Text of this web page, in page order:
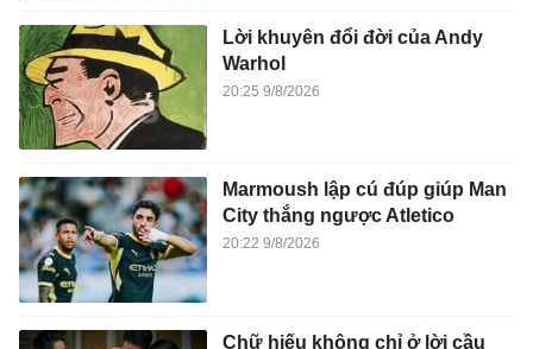
Lời khuyên đổi đời của Andy
Warhol
20:25 9/8/2026
Marmoush lập cú đúp giúp Man
City thắng ngược Atletico
20:22 9/8/2026
Chữ hiếu không chỉ ở lời cầu